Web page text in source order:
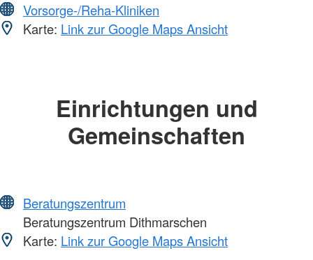
Vorsorge-/Reha-Kliniken
Karte: Link zur Google Maps Ansicht
Einrichtungen und
Gemeinschaften
Beratungszentrum
Beratungszentrum Dithmarschen
Karte: Link zur Google Maps Ansicht